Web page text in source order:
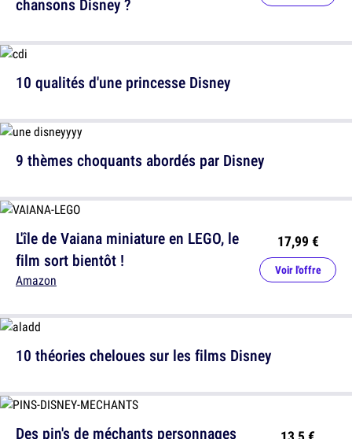
10 qualités d'une princesse Disney
L'île de Vaiana miniature en LEGO, le
film sort bientôt !
Amazon
17,99 €
Voir l'offre
Des pin's de méchants personnages
9 thèmes choquants abordés par Disney
10 théories cheloues sur les films Disney